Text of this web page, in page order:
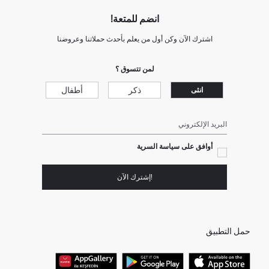
انضم للمتعة!
اشترك الآن وكن أول من يعلم بأحدث حملاتنا وعروضنا
لمن تتسوق ؟
انثى ذكر أطفال
البريد الإلكتروني
أوافق على سياسة السرية
!إشترك الآن
حمل التطبيق